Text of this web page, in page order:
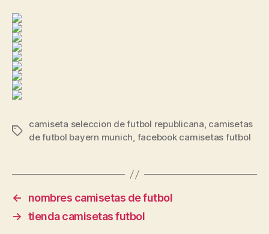
Etiquetas
camiseta seleccion de futbol republicana, camisetas
de futbol bayern munich, facebook camisetas futbol
←
nombres camisetas de futbol
→ tienda camisetas futbol